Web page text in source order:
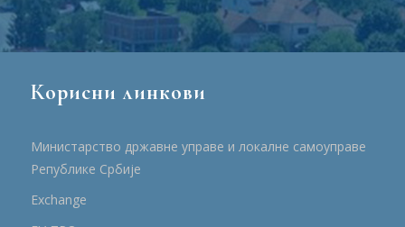
Корисни линкови
Министарство државне управе и локалне самоуправе
Републике Србије
Еxchange